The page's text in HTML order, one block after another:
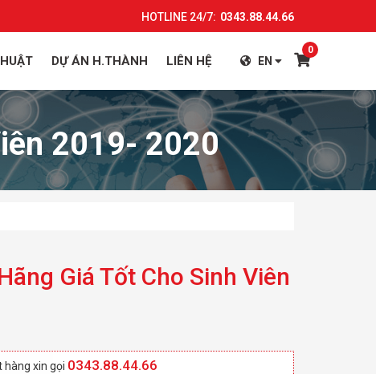
HOTLINE 24/7: 0343.88.44.66
DỰ ÁN H.THÀNH LIÊN HỆ EN
0
2019- 2020
Giá Tốt Cho Sinh Viên
hàng xin gọi 0343.88.44.66